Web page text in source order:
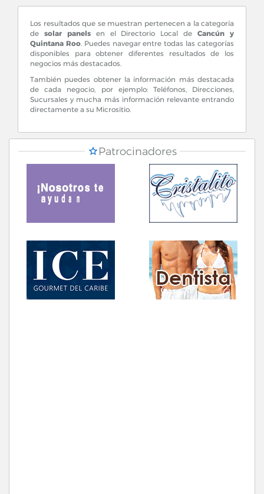
Los resultados que se muestran pertenecen a la categoría
de solar panelsen el Directorio Local deCancún y
Quintana Roo. Puedes navegar entre todas las categorías
disponibles para obtener diferentes resultados de los
negocios más destacados.
También puedes obtener la información más destacada
de cada negocio, por ejemplo: Teléfonos, Direcciones,
Sucursales y mucha más información relevante entrando
directamente a su Micrositio.
Patrocinadores